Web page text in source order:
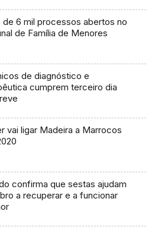
de 6 mil processos abertos no
de Família de Menores
de diagnóstico e
cumprem terceiro dia
vai ligar Madeira a Marrocos
confirma que sestas ajudam
a recuperar e a funcionar